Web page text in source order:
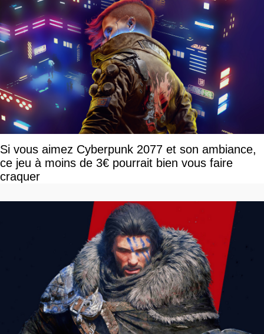
Si vous aimez Cyberpunk 2077 et son ambiance,
ce jeu à moins de 3€ pourrait bien vous faire
craquer